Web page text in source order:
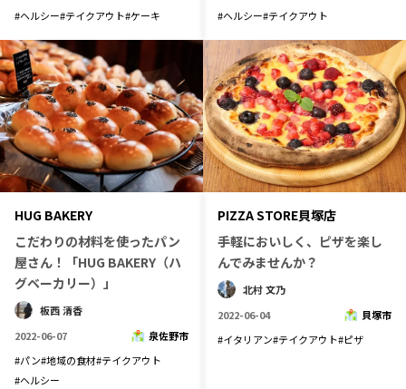
#ヘルシー#テイクアウト#ケーキ
#ヘルシー#テイクアウト
HUG BAKERY
こだわりの材料を使ったパン
屋さん！「HUG BAKERY（ハ
グベーカリー）」
板西 清香
2022-06-07
泉佐野市
#パン#地域の食材#テイクアウト
#ヘルシー
PIZZA STORE貝塚店
手軽においしく、ピザを楽し
んでみませんか？
北村 文乃
2022-06-04
貝塚市
#イタリアン#テイクアウト#ピザ